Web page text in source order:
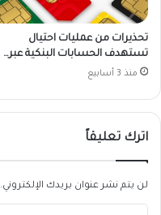
تحذيرات من عمليات احتيال
تستهدف الحسابات البنكية عبر…
منذ 3 أسابيع
اترك تعليقاً
لن يتم نشر عنوان بريدك الإلكتروني.